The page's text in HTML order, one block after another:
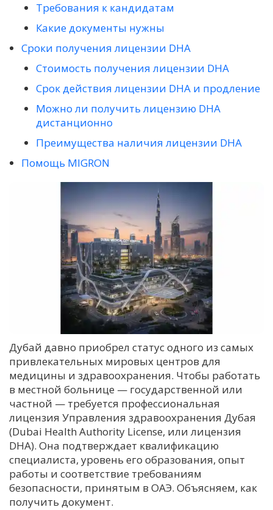
Требования к кандидатам
Какие документы нужны
Сроки получения лицензии DHA
Стоимость получения лицензии DHA
Срок действия лицензии DHA и продление
Можно ли получить лицензию DHA
дистанционно
Преимущества наличия лицензии DHA
Помощь MIGRON
Дубай давно приобрел статус одного из самых
привлекательных мировых центров для
медицины и здравоохранения. Чтобы работать
в местной больнице — государственной или
частной — требуется профессиональная
лицензия Управления здравоохранения Дубая
(Dubai Health Authority License, или лицензия
DHA). Она подтверждает квалификацию
специалиста, уровень его образования, опыт
работы и соответствие требованиям
безопасности, принятым в ОАЭ. Объясняем, как
получить документ.